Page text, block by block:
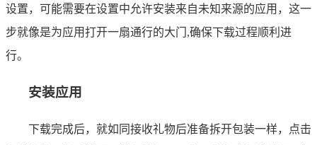
设置，可能需要在设置中允许安装来自未知来源的应用，这一
步就像是为应用打开一扇通行的大门,确保下载过程顺利进
行。
安装应用
下载完成后，就如同接收礼物后准备拆开包装一样，点击